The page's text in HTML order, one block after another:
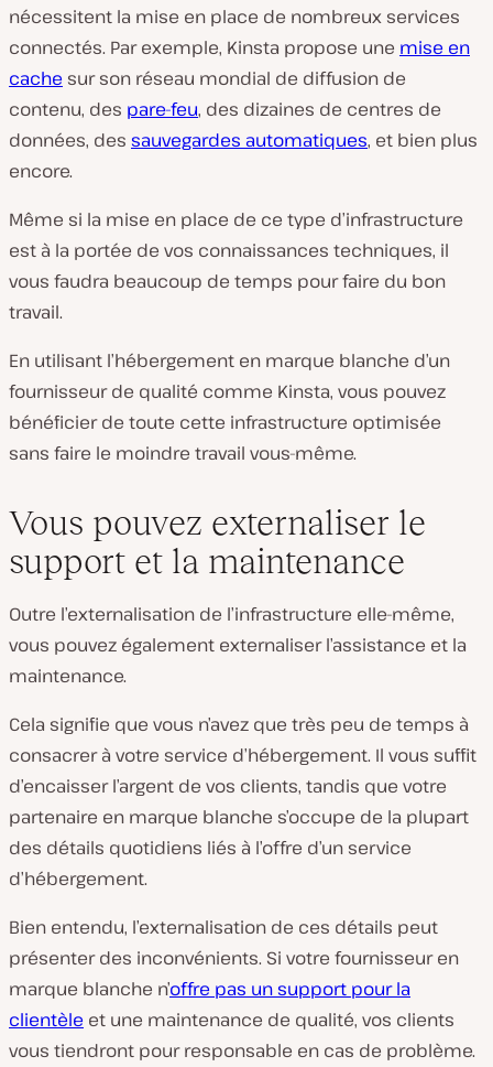
nécessitent la mise en place de nombreux services
connectés. Par exemple, Kinsta propose une mise en
cache surson réseau mondial de diffusion de
contenu, des pare-feu, des dizaines de centres de
données, des sauvegardes automatiques, et bien plus
encore.
Même si la mise en place de ce type d’infrastructure
est à la portée de vos connaissances techniques, il
vous faudra beaucoup de temps pour faire du bon
travail.
En utilisant l’hébergement en marque blanche d’un
fournisseur de qualité comme Kinsta, vous pouvez
bénéficier de toute cette infrastructure optimisée
sans faire le moindre travail vous-même.
Vous pouvez externaliser le
support et la maintenance
Outre l’externalisation de l’infrastructure elle-même,
vous pouvez également externaliser l’assistance et la
maintenance.
Cela signifie que vous n’avez que très peu de temps à
consacrer à votre service d’hébergement. Il vous suffit
d’encaisser l’argent de vos clients, tandis que votre
partenaire en marque blanche s’occupe de la plupart
des détails quotidiens liés à l’offre d’un service
d’hébergement.
Bien entendu, l’externalisation de ces détails peut
présenter des inconvénients. Si votre fournisseur en
marque blanche n’offre pas un support pour la
clientèle et une maintenance de qualité, vos clients
vous tiendront pour responsable en cas de problème.